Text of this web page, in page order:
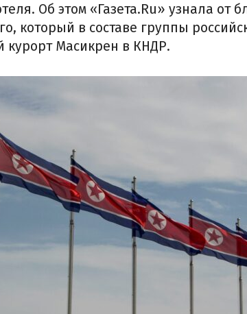
Об этом «Газета.Ru» узнала от
который в составе группы
Масикрен в КНДР.